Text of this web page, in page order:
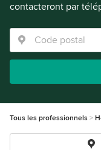
contacteront par
Tous les professionnels